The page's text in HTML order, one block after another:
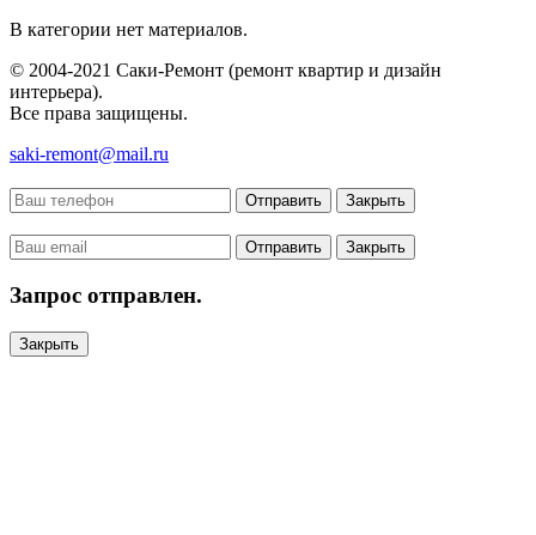
В категории нет материалов.
© 2004-2021 Саки-Ремонт (ремонт квартир и дизайн
интерьера).
Все права защищены.
saki-remont@mail.ru
Отправить Закрыть
Отправить Закрыть
Запрос отправлен.
Закрыть